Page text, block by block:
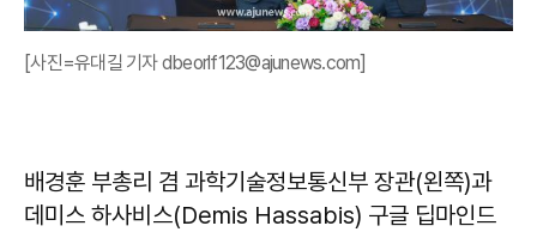
[사진=유대길 기자 dbeorlf123@ajunews.com]
배경훈 부총리 겸 과학기술정보통신부 장관(왼쪽)과
데미스 하사비스(Demis Hassabis) 구글 딥마인드